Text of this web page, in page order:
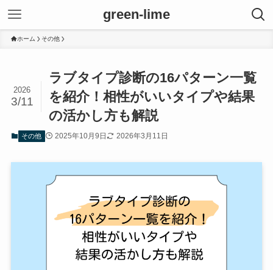
green-lime
ホーム その他
ラブタイプ診断の16パターン一覧
を紹介！相性がいいタイプや結果
の活かし方も解説
2026
3/11
その他 2025年10月9日 2026年3月11日